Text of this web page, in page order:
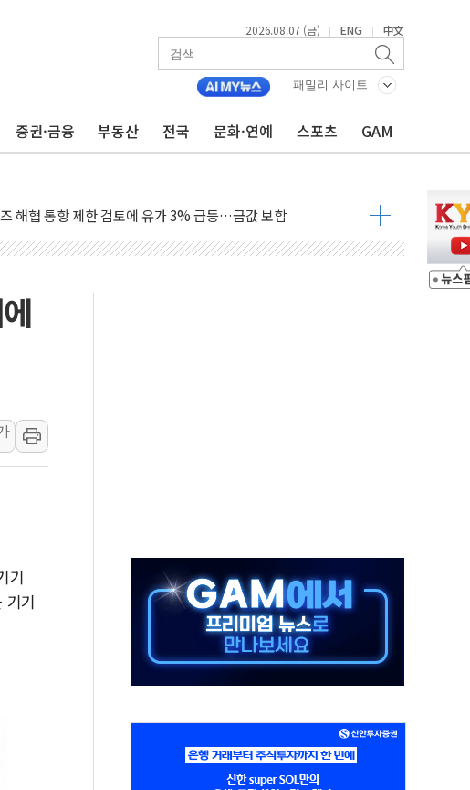
2026.08.07 (금) | ENG | 中文
패밀리 사이트
증권·금융 부동산 전국 문화·연예 스포츠 GAM
차단' 행정명령 서명…출생시민권 제한 재시동
날 것"…군수품 부족설 일축 "막대한 무기 보유"
1주택자 귀환 조짐에 전월세시장 '긴장'
자…맞교환·재매수·다운사이징 '저울질'
에 하락…다우 5거래일 랠리 '마침표'
재개방 합의 막바지.."美와 직접 협상 없어"
점검 2차 회의…주택 공급 대책 막바지 조율할 듯
(금)
라 드론으로 나토 회원국 공격 검토… 거짓 깃발 작전"
젠슨 황 재회…로봇·AI 데이터센터·모빌리티 구체화
사일 발사에 긴급 안보 점검회의
기
기기